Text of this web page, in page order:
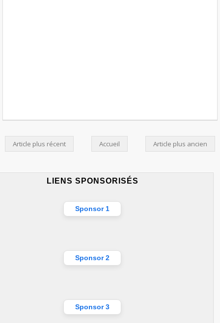
Article plus récent Article plus ancien
Accueil
LIENS SPONSORISÉS
Sponsor 1
Sponsor 2
Sponsor 3